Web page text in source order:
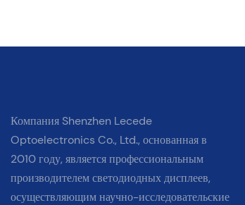
Компания Shenzhen Lecede
Optoelectronics Co., Ltd., основанная в
2010 году, является профессиональным
производителем светодиодных дисплеев,
осуществляющимнаучно-исследовательские